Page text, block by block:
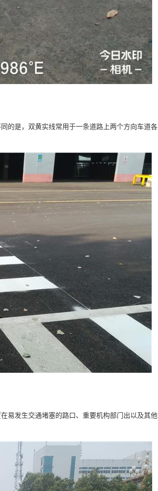
的是，双黄实线常用于一条道路上两个方向车道各
易发生交通堵塞的路口、重要机构部门出以及其他